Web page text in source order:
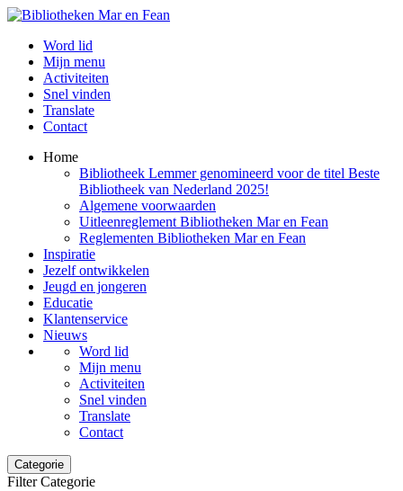
Word lid
Mijn menu
Activiteiten
Snel vinden
Translate
Contact
Home
Bibliotheek Lemmer genomineerd voor de titel Beste
Bibliotheek van Nederland 2025!
Algemene voorwaarden
Uitleenreglement Bibliotheken Mar en Fean
Reglementen Bibliotheken Mar en Fean
Inspiratie
Jezelf ontwikkelen
Jeugd en jongeren
Educatie
Klantenservice
Nieuws
Word lid
Mijn menu
Activiteiten
Snel vinden
Translate
Contact
Categorie
Filter Categorie